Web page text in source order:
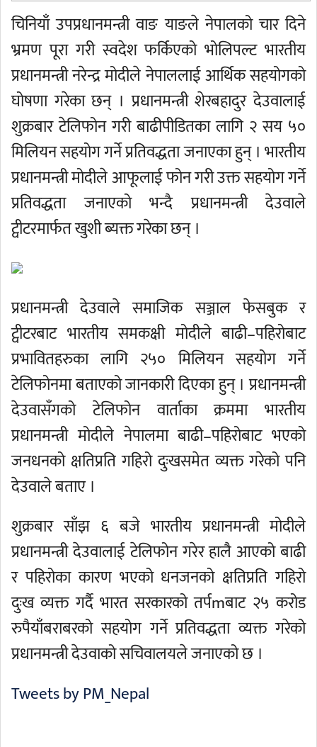
चिनियाँ उपप्रधानमन्त्री वाङ याङले नेपालको चार दिने
भ्रमण पूरा गरी स्वदेश फर्किएको भोलिपल्ट भारतीय
प्रधानमन्त्री नरेन्द्र मोदीले नेपाललाई आर्थिक सहयोगको
घोषणा गरेका छन् । प्रधानमन्त्री शेरबहादुर देउवालाई
शुक्रबार टेलिफोन गरी बाढीपीडितका लागि २ सय ५०
मिलियन सहयोग गर्ने प्रतिवद्धता जनाएका हुन् । भारतीय
प्रधानमन्त्री मोदीले आफूलाई फोन गरी उक्त सहयोग गर्ने
प्रतिवद्धता जनाएको भन्दै प्रधानमन्त्री देउवाले
ट्वीटरमार्फत खुशी ब्यक्त गरेका छन् ।
प्रधानमन्त्री देउवाले समाजिक सञ्जाल फेसबुक र
ट्वीटरबाट भारतीय समकक्षी मोदीले बाढी–पहिरोबाट
प्रभावितहरुका लागि २५० मिलियन सहयोग गर्ने
टेलिफोनमा बताएको जानकारी दिएका हुन् । प्रधानमन्त्री
देउवासँगको टेलिफोन वार्ताका क्रममा भारतीय
प्रधानमन्त्री मोदीले नेपालमा बाढी–पहिरोबाट भएको
जनधनको क्षतिप्रति गहिरो दुःखसमेत व्यक्त गरेको पनि
देउवाले बताए ।
शुक्रबार साँझ ६ बजे भारतीय प्रधानमन्त्री मोदीले
प्रधानमन्त्री देउवालाई टेलिफोन गरेर हालै आएको बाढी
र पहिरोका कारण भएको धनजनको क्षतिप्रति गहिरो
दुःख व्यक्त गर्दै भारत सरकारको तर्पmबाट २५ करोड
रुपैयाँबराबरको सहयोग गर्ने प्रतिवद्धता व्यक्त गरेको
प्रधानमन्त्री देउवाको सचिवालयले जनाएको छ ।
Tweets by PM_Nepal